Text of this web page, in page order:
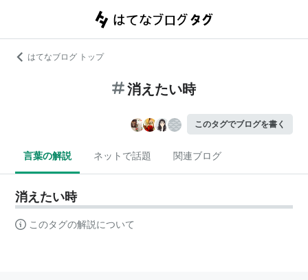
はてなブログ トップ
消えたい時
このタグでブログを書く
言葉の解説 ネットで話題 関連ブログ
消えたい時
このタグの解説について